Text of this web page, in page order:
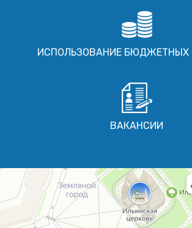
ИСПОЛЬЗОВАНИЕ БЮДЖЕТНЫХ
ВАКАНСИИ